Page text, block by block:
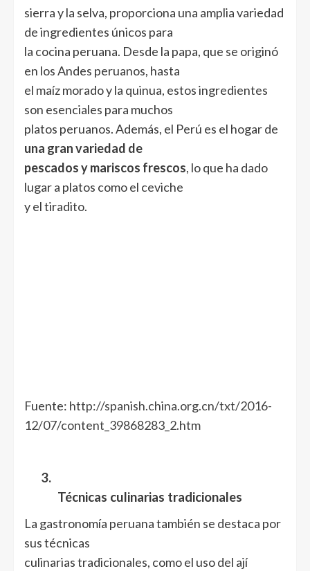
sierra y la selva, proporciona una amplia variedad
de ingredientes únicos para
la cocina peruana. Desde la papa, que se originó
en los Andes peruanos, hasta
el maíz morado y la quinua, estos ingredientes
son esenciales para muchos
platos peruanos. Además, el Perú es el hogar de
una gran variedad de
pescados y mariscos frescos, lo que ha dado
lugar a platos como el ceviche
y el tiradito.
Fuente: http://spanish.china.org.cn/txt/2016-
12/07/content_39868283_2.htm
3.
Técnicas culinarias tradicionales
La gastronomía peruana también se destaca por
sus técnicas
culinarias tradicionales, como el uso del ají